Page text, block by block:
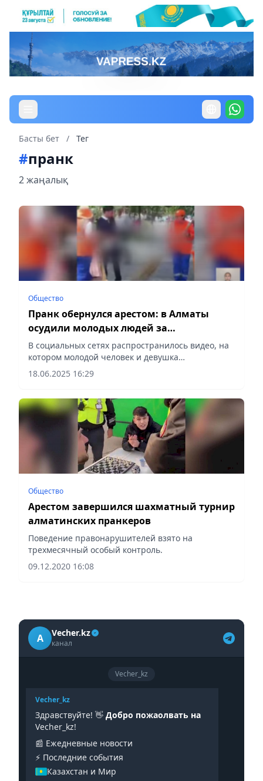
Басты бет / Тег
#пранк
2 жаңалық
Общество
Пранк обернулся арестом: в Алматы
осудили молодых людей за
издевательства над уборщицей
В социальных сетях распространилось видео, на
котором молодой человек и девушка
демонстративно бросают мусор и грубо
оскорбляют женщину-уборщицу,
18.06.2025 16:29
Общество
Арестом завершился шахматный турнир
алматинских пранкеров
Поведение правонарушителей взято на
трехмесячный особый контроль.
09.12.2020 16:08
A Vecher.kz
канал
Vecher_kz
Vecher_kz
Здравствуйте! 👋 Добро пожаолвать на
Vecher_kz!
📰 Ежедневные новости
⚡️ Последние события
Казахстан и Мир